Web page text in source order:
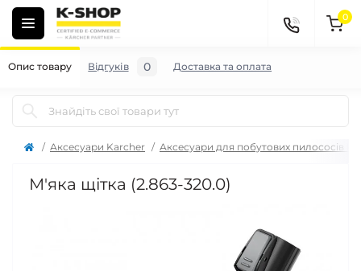
0
Аксесуари Karcher Аксесуари для побутових пилососів
М'яка щітка (2.863-320.0)
Опис товару Відгуків 0 Доставка та оплата